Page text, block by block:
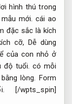
hình thú trong
mới. cái ao
đặc sắc là kích
cỡ, Dễ dùng
của con nhỏ ở
độ tuổi. có mỗi
lòng. Form
[/wpts_spin]